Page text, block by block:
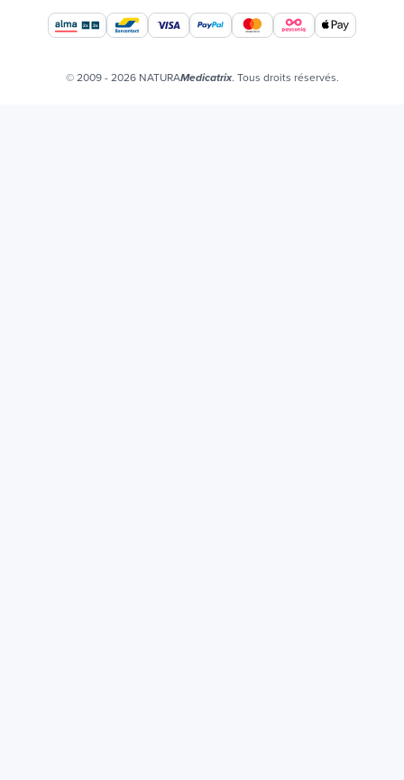
Nos marques
Offres d'emploi
Certificats bio© 2009 - 2026 NATURAMedicatrix. Tous droits réservés.